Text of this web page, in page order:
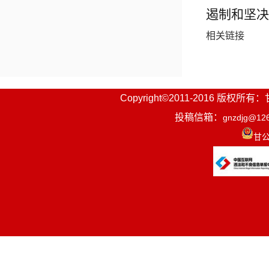
遏制和坚
相关链接
Copyright©2011-2016 版权所有：
投稿信箱：
甘